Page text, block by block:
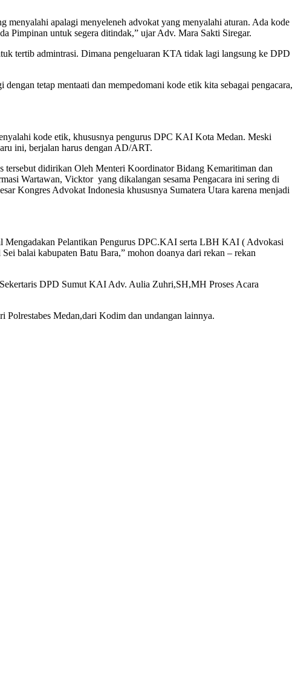
apalagi menyeleneh advokat yang menyalahi aturan. Ada kode
Pimpinan untuk segera ditindak,” ujar Adv. Mara Sakti Siregar.
tertib admintrasi. Dimana pengeluaran KTA tidak lagi langsung ke DPD
tetap mentaati dan mempedomani kode etik kita sebagai pengacara,
kode etik, khususnya pengurus DPC KAI Kota Medan. Meski
ini, berjalan harus dengan AD/ART.
didirikan Oleh Menteri Koordinator Bidang Kemaritiman dan
Wartawan, Vicktor yang dikalangan sesama Pengacara ini sering di
Kongres Advokat Indonesia khususnya Sumatera Utara karena menjadi
Pelantikan Pengurus DPC.KAI serta LBH KAI ( Advokasi
balai kabupaten Batu Bara,” mohon doanya dari rekan – rekan
DPD Sumut KAI Adv. Aulia Zuhri,SH,MH Proses Acara
Medan,dari Kodim dan undangan lainnya.